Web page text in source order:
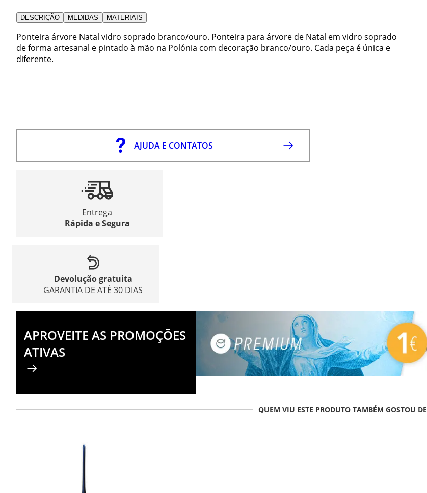
DESCRIÇÃO MEDIDAS MATERIAIS
Ponteira árvore Natal vidro soprado branco/ouro. Ponteira para árvore de Natal em vidro soprado
de forma artesanal e pintado à mão na Polónia com decoração branco/ouro. Cada peça é única e
diferente.
AJUDA E CONTATOS
Entrega
Rápida e Segura
Devolução gratuita
GARANTIA DE ATÉ 30 DIAS
APROVEITE AS PROMOÇÕES
ATIVAS
QUEM VIU ESTE PRODUTO TAMBÉM GOSTOU DE